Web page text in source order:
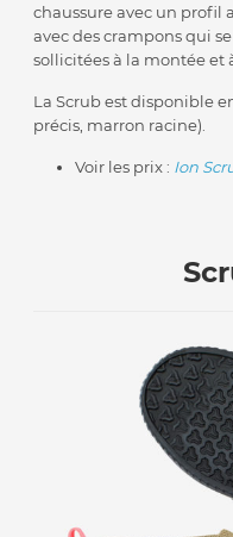
chaussure avec un profil
avec des crampons qui
sollicitées à la montée et
La Scrub est disponible
précis, marron racine).
Voir les prix : Ion